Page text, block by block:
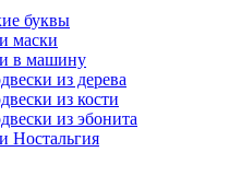
буквы
маски
в машину
из дерева
из кости
из эбонита
Ностальгия